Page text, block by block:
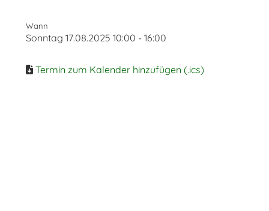
Wann
Sonntag 17.08.2025 10:00 - 16:00
Termin zum Kalender hinzufügen (.ics)